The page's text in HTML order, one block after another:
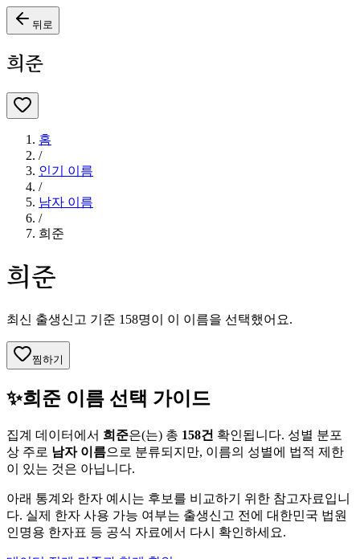
뒤로
희준
홈
/
인기 이름
/
남자 이름
/
희준
희준
최신 출생신고 기준 158명이 이 이름을 선택했어요.
찜하기
✨희준 이름 선택 가이드
집계 데이터에서 희준은(는) 총 158건 확인됩니다. 성별 분포
상 주로 남자이름으로 분류되지만, 이름의 성별에 법적 제한
이 있는 것은 아닙니다.
아래 통계와 한자 예시는 후보를 비교하기 위한 참고자료입니
다. 실제 한자 사용 가능 여부는 출생신고 전에 대한민국 법원
인명용 한자표 등 공식 자료에서 다시 확인하세요.